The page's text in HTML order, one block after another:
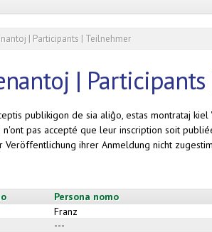
| Participants | Teilnehmer
|
publikigon de sia aliĝo, estas montrataj kiel
n'ont pas accepté que leur inscription soit
Veröffentlichung ihrer Anmeldung nicht
Persona nomo
Franz
---